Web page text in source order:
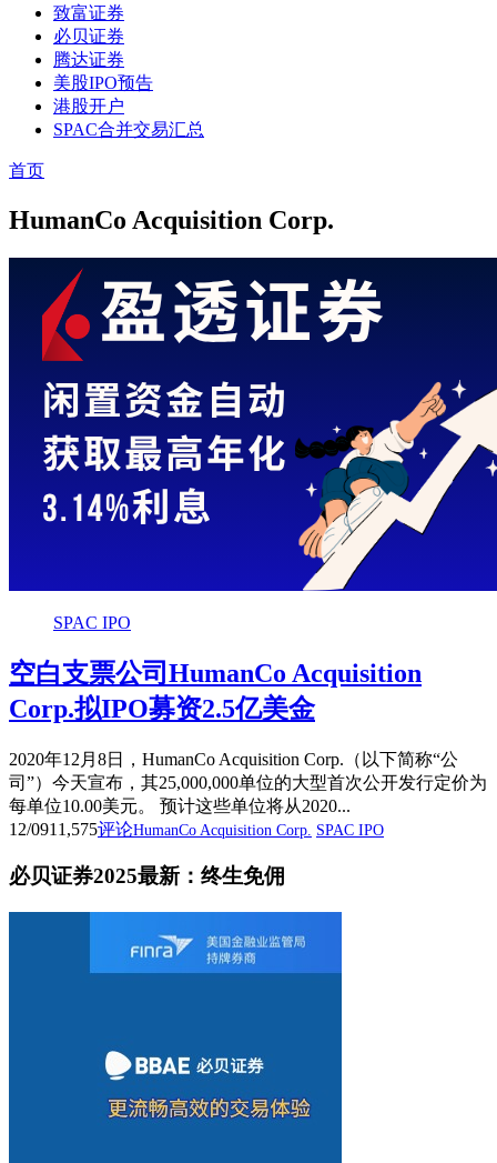
致富证券
必贝证券
腾达证券
美股IPO预告
港股开户
SPAC合并交易汇总
首页
HumanCo Acquisition Corp.
SPAC IPO
空白支票公司HumanCo Acquisition
Corp.拟IPO募资2.5亿美金
2020年12月8日，HumanCo Acquisition Corp.（以下简称“公
司”）今天宣布，其25,000,000单位的大型首次公开发行定价为
每单位10.00美元。 预计这些单位将从2020...
12/0911,575评论HumanCo Acquisition Corp. SPAC IPO
必贝证券2025最新：终生免佣